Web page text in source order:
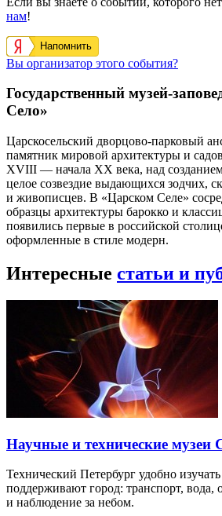
нам!
Напомнить
Вы организатор этого события?
Государственный музей-
Село»
Царскосельский дворцово-парковый
памятник мировой архитектуры и
XVIII — начала XX века, над созданием
целое созвездие выдающихся зодчих,
и живописцев. В «Царском Селе»
образцы архитектуры барокко и
появились первые в российской
оформленные в стиле модерн.
Интересные статьи и
Научные и технические музеи
Технический Петербург удобно
поддерживают город: транспорт, вода,
и наблюдение за небом.